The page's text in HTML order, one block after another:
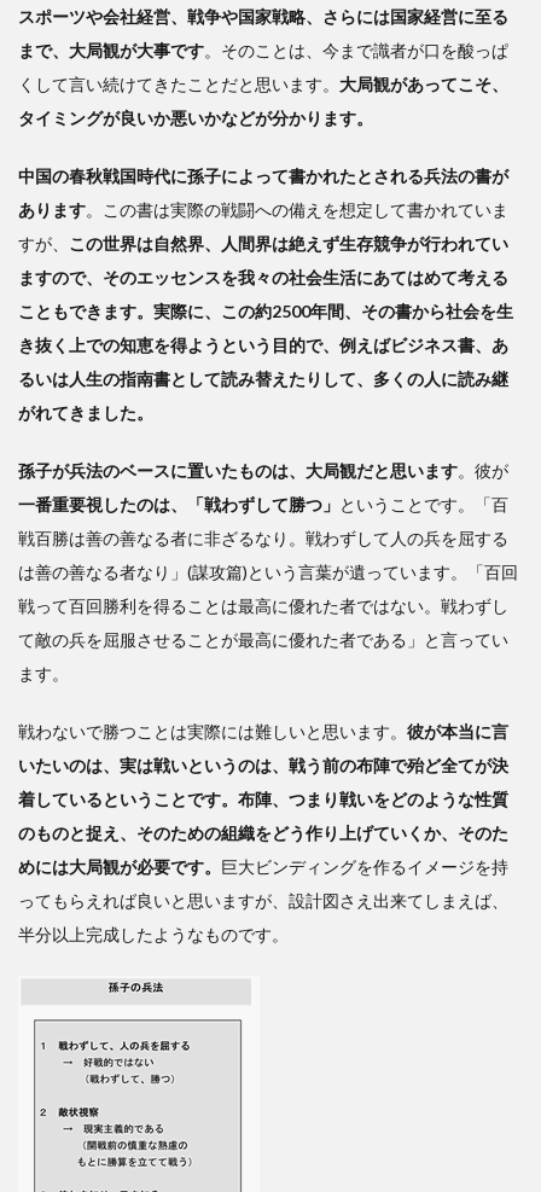
論的
にあ
り得
――
戦時
の心
が必
要
3
国家
本的
を大
局観
に立
って
見直
す必
り
スポーツや会社経営、戦争や国家戦略、さらには国家経営に至る
まで、大局観が大事です。そのことは、今まで識者が口を酸っぱ
くして言い続けてきたことだと思います。 大局観があってこそ、
タイミングが良いか悪いかなどが分かります。
中国の春秋戦国時代に孫子によって書かれたとされる兵法の書が
あります。この書は実際の戦闘への備えを想定して書かれていま
すが、 この世界は自然界、人間界は絶えず生存競争が行われてい
ますので、そのエッセンスを我々の社会生活にあてはめて考える
こともできます。実際に、この約2500年間、その書から社会を生
き抜く上での知恵を得ようという目的で、例えばビジネス書、あ
るいは人生の指南書として読み替えたりして、多くの人に読み継
がれてきました。
孫子が兵法のベースに置いたものは、大局観だと思います。彼が
一番重要視したのは、「戦わずして勝つ」 ということです。「百
戦百勝は善の善なる者に非ざるなり。戦わずして人の兵を屈する
は善の善なる者なり」(謀攻篇)という言葉が遺っています。「百回
戦って百回勝利を得ることは最高に優れた者ではない。戦わずし
て敵の兵を屈服させることが最高に優れた者である」と言ってい
ます。
戦わないで勝つことは実際には難しいと思います。 彼が本当に言
いたいのは、実は戦いというのは、戦う前の布陣で殆ど全てが決
着しているということです。布陣、つまり戦いをどのような性質
のものと捉え、そのための組織をどう作り上げていくか、そのた
めには大局観が必要です。 巨大ビンディングを作るイメージを持
ってもらえれば良いと思いますが、設計図さえ出来てしまえば、
半分以上完成したようなものです。